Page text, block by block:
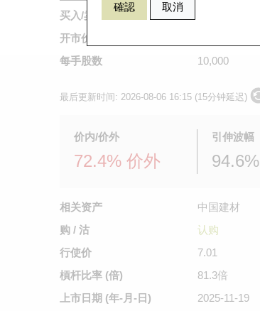
確認 取消
买入/卖出价
开市价
每手股数
10,000
最后更新时间: 2026-08-06 16:15 (15分钟延迟)
价内/价外
72.4% 价外
引伸波幅
94.6%
相关资产
中国建材
购 / 沽
认购
行使价
7.01
槓杆比率 (倍)
81.3倍
上市日期 (年-月-日)
2025-11-19